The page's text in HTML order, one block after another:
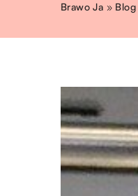
Brawo Ja » Blog